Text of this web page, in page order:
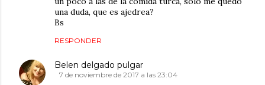
una duda, que es ajedrea?
Bs
RESPONDER
Belen delgado pulgar
7 de noviembre de 2017 a las 23:04